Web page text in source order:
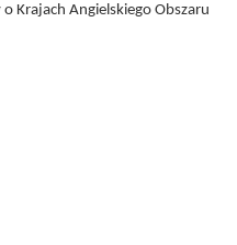
Krajach Angielskiego Obszaru